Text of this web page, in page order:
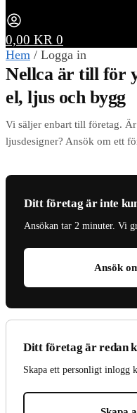
0,00 KR 0
Hem / Logga in
Nellca är till för
el, ljus och bygg
Vi säljer enbart till företag.
ljusdesigner? Ansök om ett
Ditt företag är inte
Ansökan tar 2 minuter. Vi
Ansök
Ditt företag är redan
Skapa ett personligt inlogg